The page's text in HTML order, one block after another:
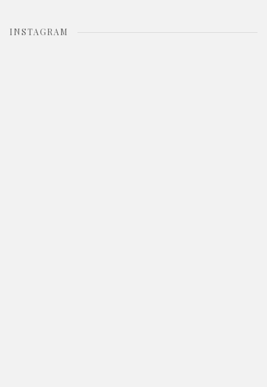
INSTAGRAM